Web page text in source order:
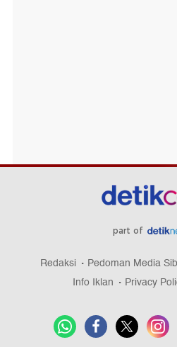
part of
Redaksi Pedoman Media
Info Iklan
Privacy